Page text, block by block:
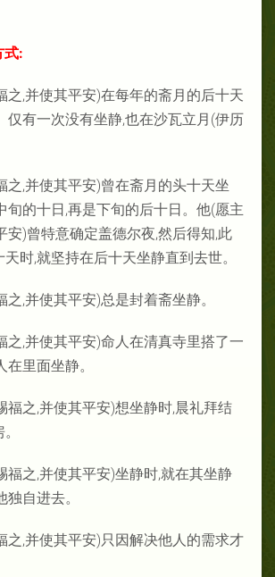
式:
之,并使其平安)在每年的斋月的后十天
仅有一次没有坐静,也在沙瓦立月(伊历
之,并使其平安)曾在斋月的头十天坐
旬的十日,再是下旬的后十日。他(愿主
安)曾特意确定盖德尔夜,然后得知,此
时,就坚持在后十天坐静直到去世。
之,并使其平安)总是封着斋坐静。
之,并使其平安)命人在清真寺里搭了一
里面坐静。
福之,并使其平安)想坐静时,晨礼拜结
福之,并使其平安)坐静时,就在其坐静
自进去。
之,并使其平安)只因解决他人的需求才